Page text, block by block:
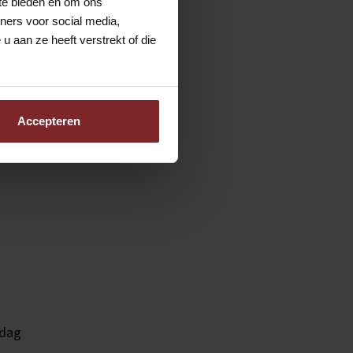
voor social media,
aan ze heeft verstrekt of die
Accepteren